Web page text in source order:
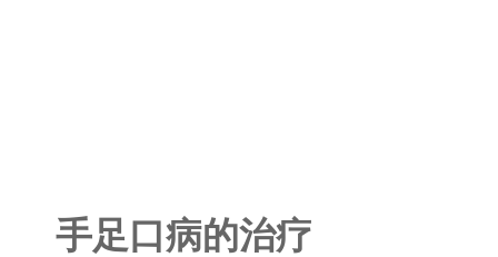
手足口病的治疗